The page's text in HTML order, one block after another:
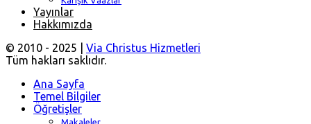
Yayınlar
Hakkımızda
© 2010 - 2025 | Via Christus Hizmetleri
Tüm hakları saklıdır.
Ana Sayfa
Temel Bilgiler
Öğretişler
Makaleler